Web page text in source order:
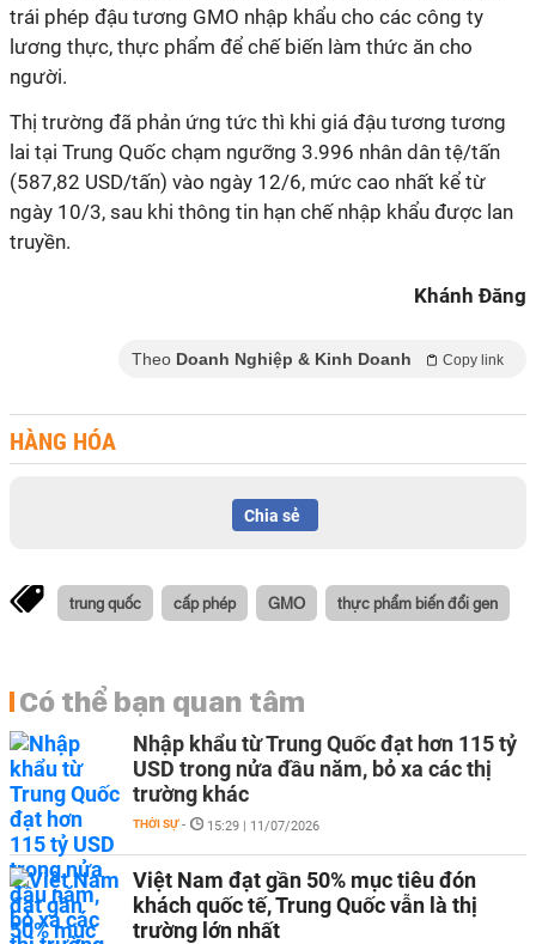
trái phép đậu tương GMO nhập khẩu cho các công ty
lương thực, thực phẩm để chế biến làm thức ăn cho
người.
Thị trường đã phản ứng tức thì khi giá đậu tương tương
lai tại Trung Quốc chạm ngưỡng 3.996 nhân dân tệ/tấn
(587,82 USD/tấn) vào ngày 12/6, mức cao nhất kể từ
ngày 10/3, sau khi thông tin hạn chế nhập khẩu được lan
truyền.
Khánh Đăng
Theo Doanh Nghiệp & Kinh Doanh Copy link
HÀNG HÓA
Chia sẻ
trung quốc cấp phép GMO thực phẩm biến đổi gen
Có thể bạn quan tâm
Nhập khẩu từ Trung Quốc đạt hơn 115 tỷ
USD trong nửa đầu năm, bỏ xa các thị
trường khác
THỜI SỰ - 15:29 | 11/07/2026
Việt Nam đạt gần 50% mục tiêu đón
khách quốc tế, Trung Quốc vẫn là thị
trường lớn nhất